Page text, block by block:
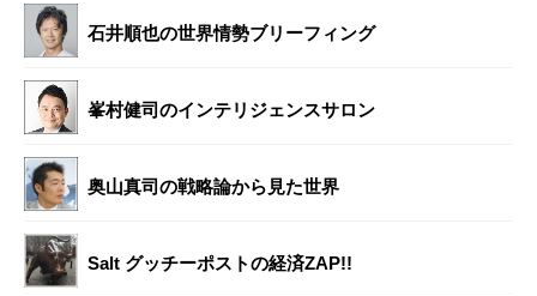
石井順也の世界情勢ブリーフィング
峯村健司のインテリジェンスサロン
奥山真司の戦略論から見た世界
Salt グッチーポストの経済ZAP!!